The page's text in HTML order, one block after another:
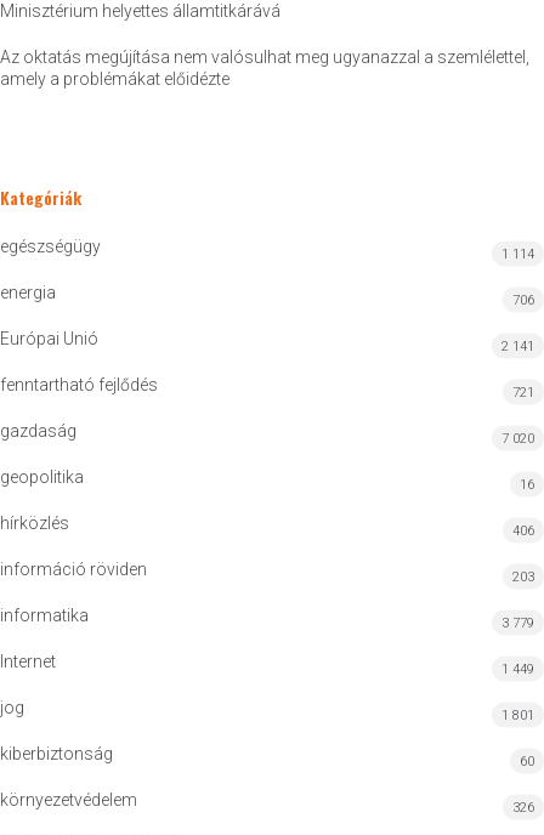
Minisztérium helyettes államtitkárává
Az oktatás megújítása nem valósulhat meg ugyanazzal a szemlélettel,
amely a problémákat előidézte
Kategóriák
egészségügy 1 114
energia 706
Európai Unió 2 141
fenntartható fejlődés 721
gazdaság 7 020
geopolitika 16
hírközlés 406
információ röviden 203
informatika 3 779
Internet 1 449
jog 1 801
kiberbiztonság 60
környezetvédelem 326